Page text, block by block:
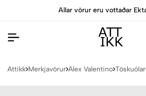
Allar vörur eru vottaðar Ekta
Attikk Merkjavörur Alex Valentino Töskuólar